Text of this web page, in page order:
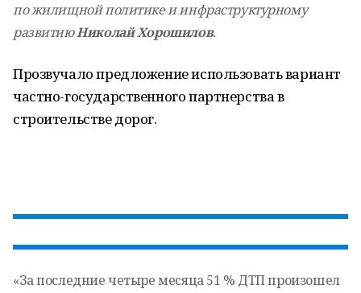
по жилищной политике и инфраструктурному
развитиюНиколай Хорошилов.
Прозвучало предложение использовать вариант
частно-государственного партнерства в
строительстве дорог.
«За последние четыре месяца 51 % ДТП произошел